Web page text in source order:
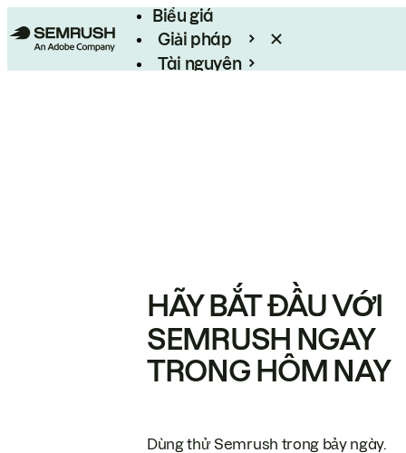
Biểu giá
Giải pháp
Tài nguyên
HÃY BẮT ĐẦU VỚI
SEMRUSH NGAY
TRONG HÔM NAY
Dùng thử Semrush trong bảy ngày.